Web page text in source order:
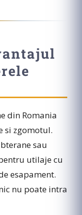
din Romania
si zgomotul.
sau
utilaje cu
esapament.
nu poate intra